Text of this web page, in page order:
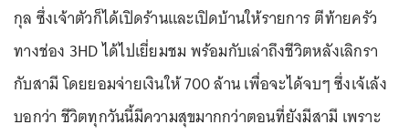
กุล ซึ่งเจ้าตัวก็ได้เปิดร้านและเปิดบ้านให้รายการ ตีท้ายครัว
ทางช่อง 3HD ได้ไปเยี่ยมชม พร้อมกับเล่าถึงชีวิตหลังเลิกรา
กับสามี โดยยอมจ่ายเงินให้ 700 ล้าน เพื่อจะได้จบๆ ซึ่งเจ้เล้ง
บอกว่า ชีวิตทุกวันนี้มีความสุขมากกว่าตอนที่ยังมีสามี เพราะ